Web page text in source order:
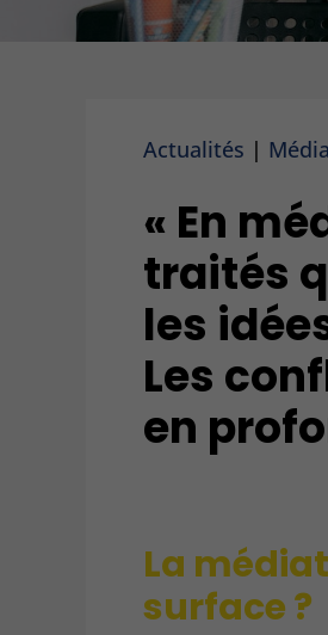
Actualités |
« En
traités
les
Les
en
La
surface ?